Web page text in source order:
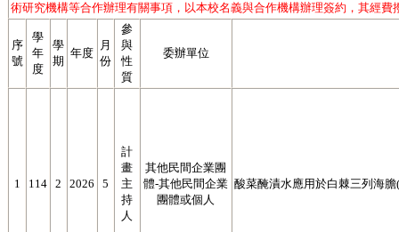
術研究機構等合作辦理有關事項，以本校名義與合作機構辦理簽約，其經費
序
號
學
年
度
學
期
年度
月
份
參
與
性
質
委辦單位
1 114 2 2026 5
計
畫
主
持
人
其他民間企業團
體-其他民間企業
團體或個人
酸菜醃漬水應用於白棘三列海